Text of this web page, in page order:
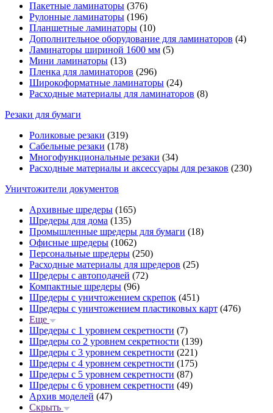
Пакетные ламинаторы (376)
Рулонные ламинаторы (196)
Планшетные ламинаторы (10)
Дополнительное оборудование для ламинаторов (4)
Ламинаторы шириной 1600 мм (5)
Мини ламинаторы (13)
Пленка для ламинаторов (296)
Широкоформатные ламинаторы (24)
Расходные материалы для ламинаторов (8)
Резаки для бумаги
Роликовые резаки (319)
Сабельные резаки (178)
Многофункциональные резаки (34)
Расходные материалы и аксессуары для резаков (230)
Уничтожители документов
Архивные шредеры (165)
Шредеры для дома (135)
Промышленные шредеры для бумаги (18)
Офисные шредеры (1062)
Персональные шредеры (250)
Расходные материалы для шредеров (25)
Шредеры с автоподачей (72)
Компактные шредеры (96)
Шредеры с уничтожением скрепок (451)
Шредеры с уничтожением пластиковых карт (476)
Еще
Шредеры с 1 уровнем секретности (7)
Шредеры со 2 уровнем секретности (139)
Шредеры с 3 уровнем секретности (221)
Шредеры с 4 уровнем секретности (175)
Шредеры с 5 уровнем секретности (87)
Шредеры с 6 уровнем секретности (49)
Архив моделей (47)
Скрыть